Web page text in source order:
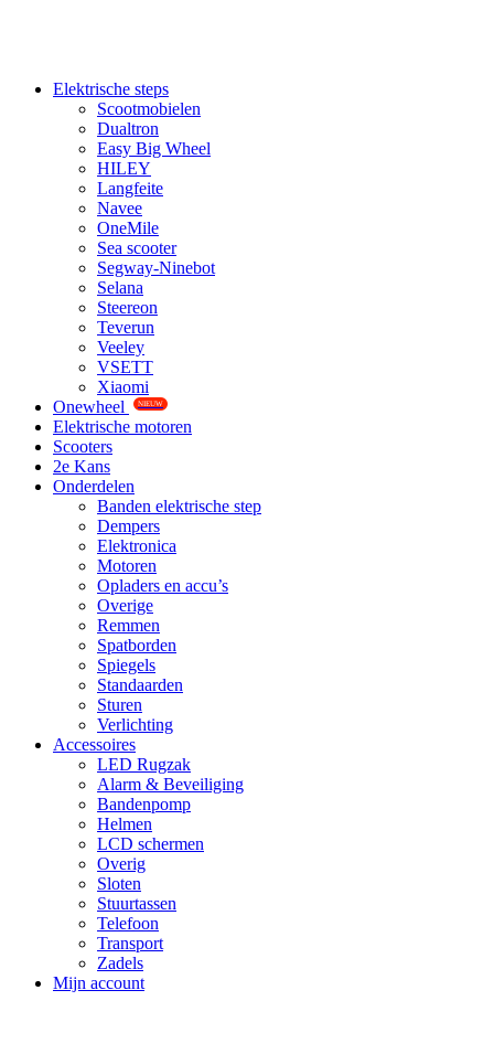
Elektrische steps
Scootmobielen
Dualtron
Easy Big Wheel
HILEY
Langfeite
Navee
OneMile
Sea scooter
Segway-Ninebot
Selana
Steereon
Teverun
Veeley
VSETT
Xiaomi
Onewheel
NIEUW
Elektrische motoren
Scooters
2e Kans
Onderdelen
Banden elektrische step
Dempers
Elektronica
Motoren
Opladers en accu’s
Overige
Remmen
Spatborden
Spiegels
Standaarden
Sturen
Verlichting
Accessoires
LED Rugzak
Alarm & Beveiliging
Bandenpomp
Helmen
LCD schermen
Overig
Sloten
Stuurtassen
Telefoon
Transport
Zadels
Mijn account